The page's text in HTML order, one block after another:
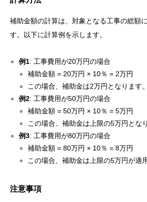
補助金額の計算は、対象となる工事の総額
す。以下に計算例を示します。
例1: 工事費用が20万円の場合
補助金額 = 20万円 × 10％ = 2万円
この場合、補助金は2万円となります。
例2: 工事費用が50万円の場合
補助金額 = 50万円 × 10％ = 5万円
この場合、補助金は上限の5万円とな
例3: 工事費用が80万円の場合
補助金額 = 80万円 × 10％ = 8万円
この場合、補助金は上限の5万円が適
注意事項